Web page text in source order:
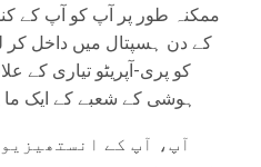
ممکنہ طور پر آپ کو آپ کے
کے دن ہسپتال میں داخل کر
کو پری-آپریٹو تیاری کے
ہوشی کے شعبے کے ایک
آپ، آپ کے